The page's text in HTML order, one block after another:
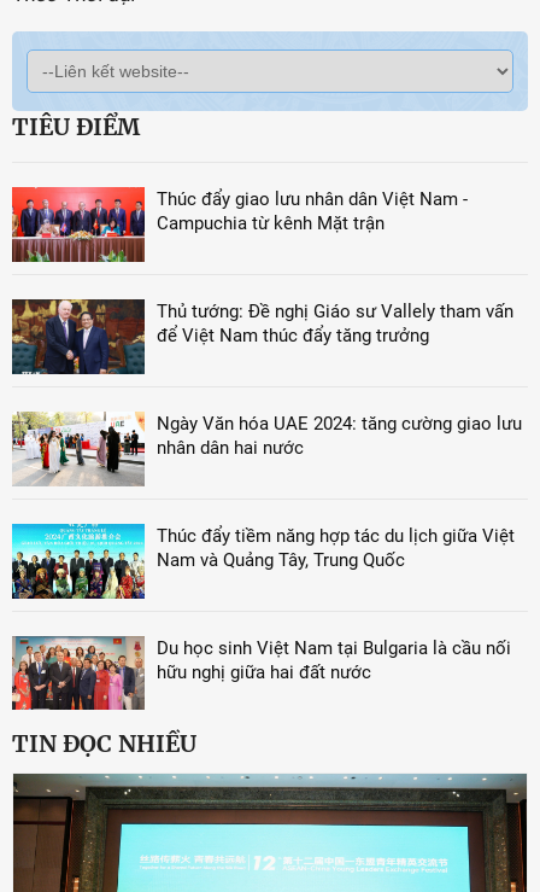
TIÊU ĐIỂM
Thúc đẩy giao lưu nhân dân Việt Nam -
Campuchia từ kênh Mặt trận
Thủ tướng: Đề nghị Giáo sư Vallely tham vấn
để Việt Nam thúc đẩy tăng trưởng
Ngày Văn hóa UAE 2024: tăng cường giao lưu
nhân dân hai nước
Thúc đẩy tiềm năng hợp tác du lịch giữa Việt
Nam và Quảng Tây, Trung Quốc
Du học sinh Việt Nam tại Bulgaria là cầu nối
hữu nghị giữa hai đất nước
TIN ĐỌC NHIỀU